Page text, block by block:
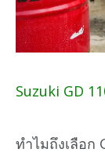
Suzuki GD
ทำไมถึงเลือก